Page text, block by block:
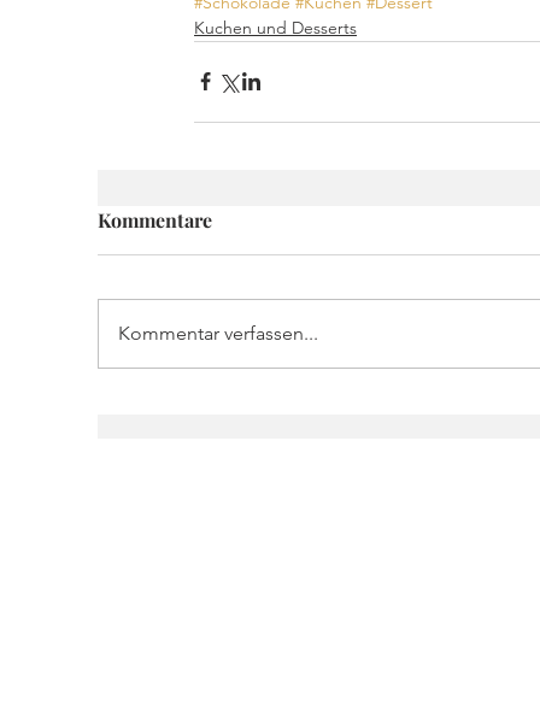
Kuchen und Desserts
Kommentare
Kommentar verfassen...